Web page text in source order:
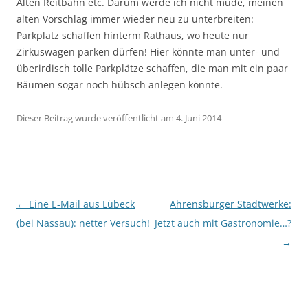
Alten Reitbahn etc. Darum werde ich nicht müde, meinen
alten Vorschlag immer wieder neu zu unterbreiten:
Parkplatz schaffen hinterm Rathaus, wo heute nur
Zirkuswagen parken dürfen! Hier könnte man unter- und
überirdisch tolle Parkplätze schaffen, die man mit ein paar
Bäumen sogar noch hübsch anlegen könnte.
Dieser Beitrag wurde veröffentlicht am 4. Juni 2014
Beitragsnavigation
← Eine E-Mail aus Lübeck
(bei Nassau): netter Versuch!
Ahrensburger Stadtwerke:
Jetzt auch mit Gastronomie…?
→